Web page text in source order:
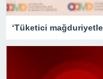
‘Tüketici